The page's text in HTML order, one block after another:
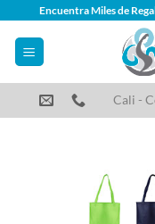
contenido
Encuentra Miles de
Cali -